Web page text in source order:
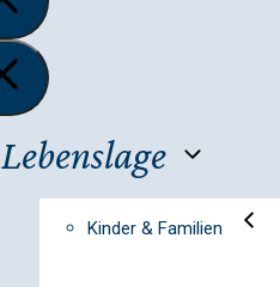
Menü
Lebenslage
Kinder & Familien